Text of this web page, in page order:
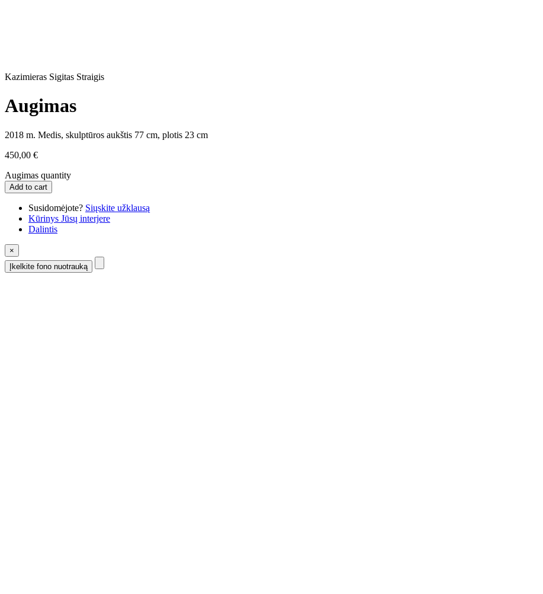
Kazimieras Sigitas Straigis
Augimas
2018 m. Medis, skulptūros aukštis 77 cm, plotis 23 cm
450,00 €
Augimas quantity
Add to cart
Susidomėjote? Siųskite užklausą
Kūrinys Jūsų interjere
Dalintis
×
Įkelkite fono nuotrauką